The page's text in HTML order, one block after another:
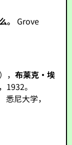
。
Grove
，布莱克·埃
。
悉尼大学，